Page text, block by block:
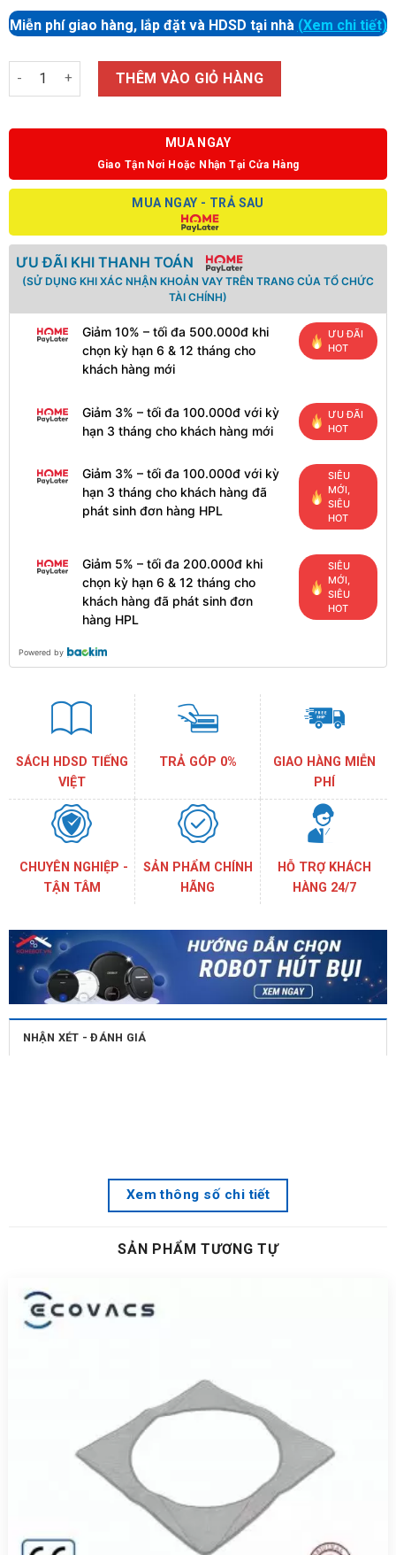
Miễn phí giao hàng, lắp đặt và HDSD tại nhà (Xem chi tiết)
Số lượng THÊM VÀO GIỎ HÀNG
MUA NGAY
Giao Tận Nơi Hoặc Nhận Tại Cửa Hàng
MUA NGAY - TRẢ SAU
ƯU ĐÃI KHI THANH TOÁN
(SỬ DỤNG KHI XÁC NHẬN KHOẢN VAY TRÊN TRANG CỦA TỔ CHỨC
TÀI CHÍNH)
Giảm 10% – tối đa 500.000đ khi
chọn kỳ hạn 6 & 12 tháng cho
khách hàng mới
ƯU ĐÃI
HOT
Giảm 3% – tối đa 100.000đ với kỳ
hạn 3 tháng cho khách hàng mới
ƯU ĐÃI
HOT
Giảm 3% – tối đa 100.000đ với kỳ
hạn 3 tháng cho khách hàng đã
phát sinh đơn hàng HPL
SIÊU
MỚI,
SIÊU
HOT
Giảm 5% – tối đa 200.000đ khi
chọn kỳ hạn 6 & 12 tháng cho
khách hàng đã phát sinh đơn
hàng HPL
SIÊU
MỚI,
SIÊU
HOT
Powered by
SÁCH HDSD TIẾNG
VIỆT
TRẢ GÓP 0%
GIAO HÀNG MIỄN
PHÍ
CHUYÊN NGHIỆP -
TẬN TÂM
SẢN PHẨM CHÍNH
HÃNG
HỖ TRỢ KHÁCH
HÀNG 24/7
NHẬN XÉT - ĐÁNH GIÁ
Xem thông số chi tiết
SẢN PHẨM TƯƠNG TỰ